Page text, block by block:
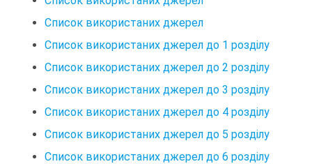
Список використаних джерел
Список використаних джерел до 1 розділу
Список використаних джерел до 2 розділу
Список використаних джерел до 3 розділу
Список використаних джерел до 4 розділу
Список використаних джерел до 5 розділу
Список використаних джерел до 6 розділу